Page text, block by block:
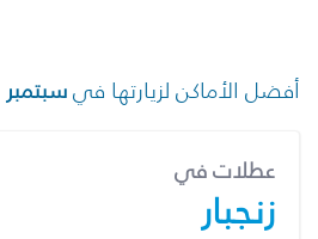
أفضل الأماكن لزيارتها فيسبتمبر
عطلات في
زنجبار